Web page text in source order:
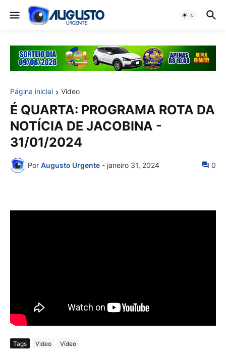
Página inicial Video
É QUARTA: PROGRAMA ROTA DA
NOTÍCIA DE JACOBINA -
31/01/2024
Por Augusto Urgente - janeiro 31, 2024 0
Tags Video Vídeo